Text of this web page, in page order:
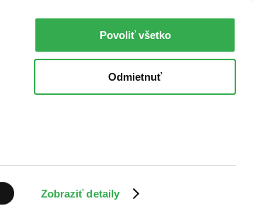
Zobraziť detaily
Povoliť všetko
Odmietnuť